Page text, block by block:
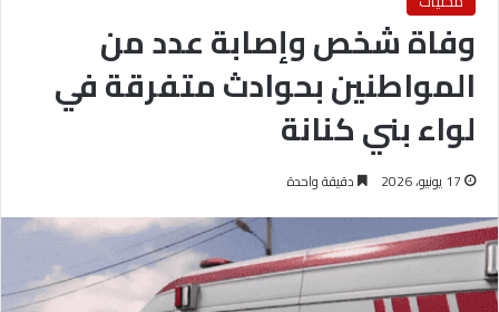
وفاة شخص وإصابة عدد من
المواطنين بحوادث متفرقة في
لواء بني كنانة
17 يونيو، 2026 دقيقة واحدة